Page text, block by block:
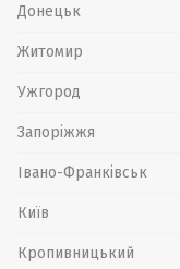
Донецьк
Житомир
Ужгород
Запоріжжя
Івано-Франківськ
Київ
Кропивницький